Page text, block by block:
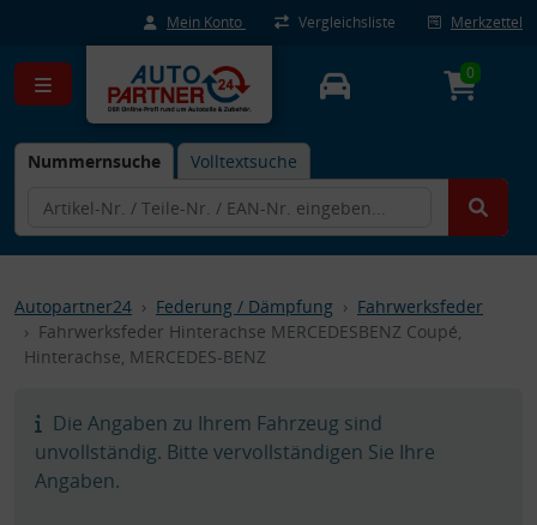
Mein Konto Vergleichsliste Merkzettel
Nummernsuche Volltextsuche
0
Autopartner24 Federung / Dämpfung
Fahrwerksfeder
Fahrwerksfeder Hinterachse MERCEDESBENZ Coupé,
Hinterachse, MERCEDES-BENZ
Die Angaben zu Ihrem Fahrzeug sind
unvollständig. Bitte vervollständigen Sie Ihre
Angaben.